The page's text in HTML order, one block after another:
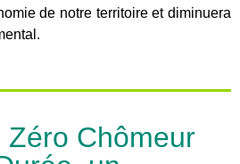
de notre territoire et diminuera
Zéro Chômeur